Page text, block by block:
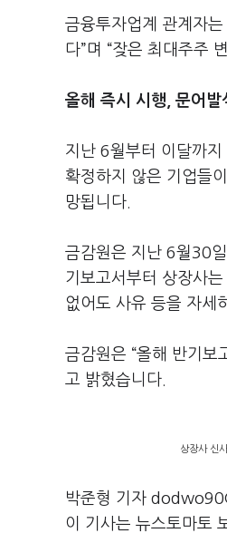
금융투자업계 관계자
다”며 “잦은 최대주주
올해 즉시 시행, 문어
지난 6월부터 이달까
확정하지 않은 기업들
망됩니다.
금감원은 지난 6월30
기보고서부터 상장사
없어도 사유 등을 자세
금감원은 “올해 반기보
고 밝혔습니다.
상장사 신
박준형 기자
이 기사는 뉴스토마토